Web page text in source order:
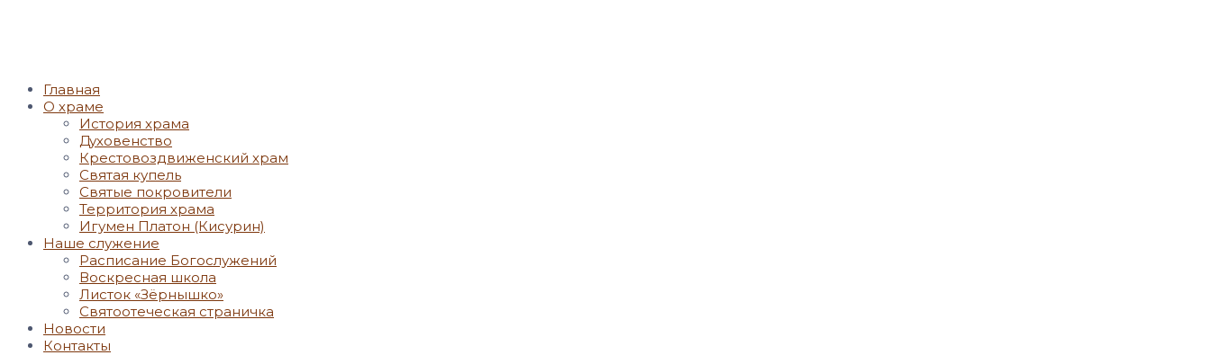
Главная
О храме
История храма
Духовенство
Крестовоздвиженский храм
Святая купель
Святые покровители
Территория храма
Игумен Платон (Кисурин)
Наше служение
Расписание Богослужений
Воскресная школа
Листок «Зёрнышко»
Святоотеческая страничка
Новости
Контакты